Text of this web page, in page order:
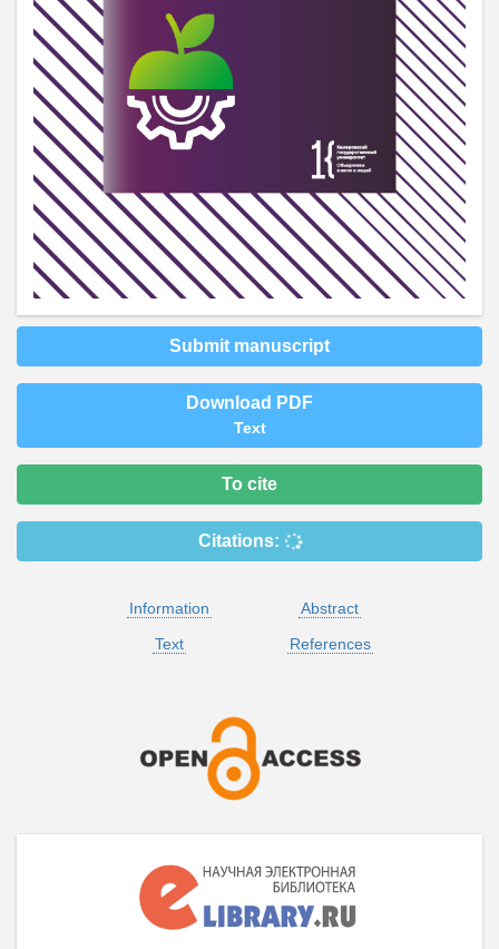
Submit manuscript
Download PDF
Text
To cite
Citations:
Information
Abstract
Text
References